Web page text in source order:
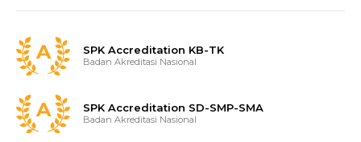
SPK Accreditation KB-TK
Badan Akreditasi Nasional
SPK Accreditation SD-SMP-SMA
Badan Akreditasi Nasional